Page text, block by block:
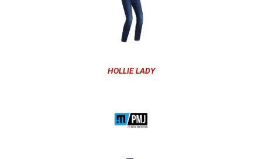
HOLLIE LADY